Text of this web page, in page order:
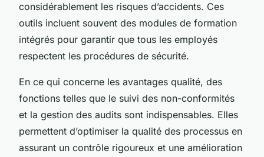
considérablement les risques d’accidents. Ces
outils incluent souvent des modules de formation
intégrés pour garantir que tous les employés
respectent les procédures de sécurité.
En ce qui concerne les avantages qualité, des
fonctions telles que le suivi des non-conformités
et la gestion des audits sont indispensables. Elles
permettent d’optimiser la qualité des processus en
assurant un contrôle rigoureux et une amélioration